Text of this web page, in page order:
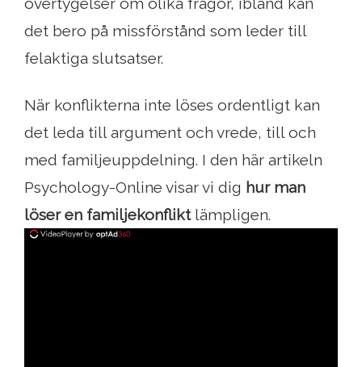
det bero på missförstånd som leder till
felaktiga slutsatser.
När konflikterna inte löses ordentligt kan
det leda till argument och vrede, till och
med familjeuppdelning. I den här artikeln
Psychology-Online visar vi dig hur man
löser en familjekonfliktlämpligen.